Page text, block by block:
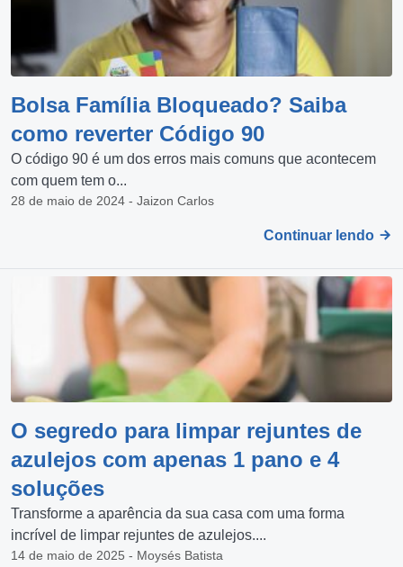
Bolsa Família Bloqueado? Saiba
como reverter Código 90
O código 90 é um dos erros mais comuns que acontecem
com quem tem o...
28 de maio de 2024 - Jaizon Carlos
Continuar lendo
O segredo para limpar rejuntes de
azulejos com apenas 1 pano e 4
soluções
Transforme a aparência da sua casa com uma forma
incrível de limpar rejuntes de azulejos....
14 de maio de 2025 - Moysés Batista